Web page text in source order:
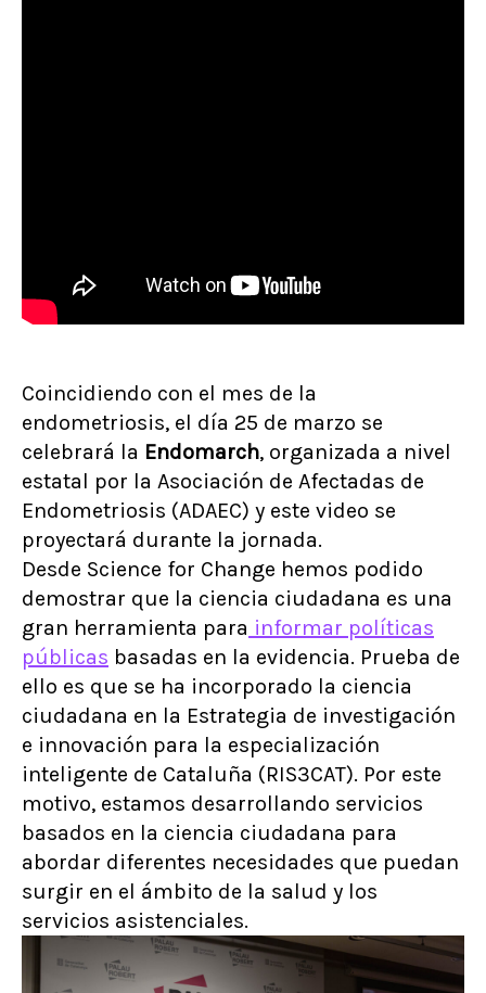
Coincidiendo con el mes de la
endometriosis, el día 25 de marzo se
celebrará la Endomarch, organizada a nivel
estatal por la Asociación de Afectadas de
Endometriosis (ADAEC) y este video se
proyectará durante la jornada.
Desde Science for Change hemos podido
demostrar que la ciencia ciudadana es una
gran herramienta para informar políticas
públicas basadas en la evidencia. Prueba de
ello es que se ha incorporado la ciencia
ciudadana en la Estrategia de investigación
e innovación para la especialización
inteligente de Cataluña (RIS3CAT). Por este
motivo, estamos desarrollando servicios
basados en la ciencia ciudadana para
abordar diferentes necesidades que puedan
surgir en el ámbito de la salud y los
servicios asistenciales.